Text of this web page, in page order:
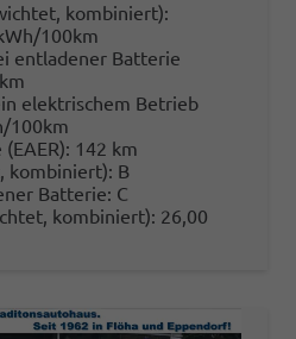
kombiniert):
100km
entladener Batterie
elektrischem Betrieb
100km
142 km
kombiniert): B
Batterie: C
kombiniert): 26,00